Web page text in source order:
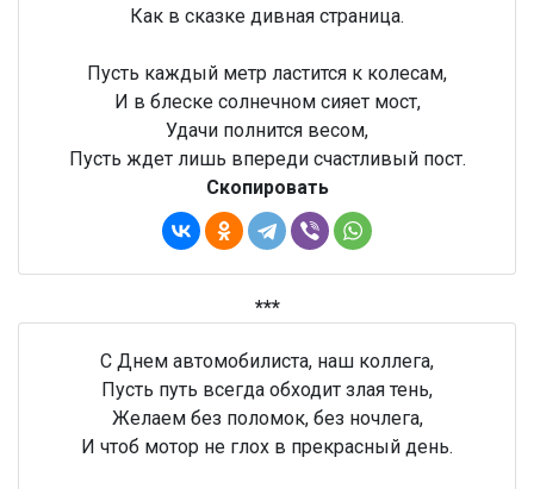
Как в сказке дивная страница.
Пусть каждый метр ластится к колесам,
И в блеске солнечном сияет мост,
Удачи полнится весом,
Пусть ждет лишь впереди счастливый пост.
Скопировать
***
С Днем автомобилиста, наш коллега,
Пусть путь всегда обходит злая тень,
Желаем без поломок, без ночлега,
И чтоб мотор не глох в прекрасный день.